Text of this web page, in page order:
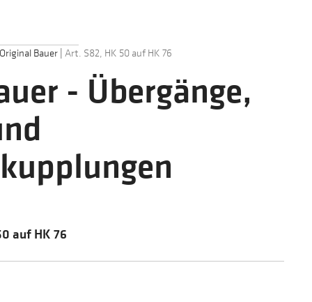
Original Bauer | Art. S82, HK 50 auf HK 76
- Übergänge,
auf HK 76